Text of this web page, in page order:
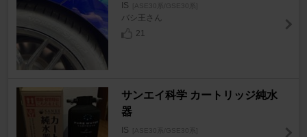
IS [ASE30系/GSE30系]
バシ王さん
21
サンエイ科学 カートリッジ純水
器
IS [ASE30系/GSE30系]